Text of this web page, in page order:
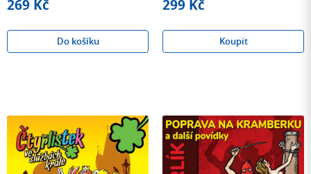
269 Kč
Do košíku
299 Kč
Koupit